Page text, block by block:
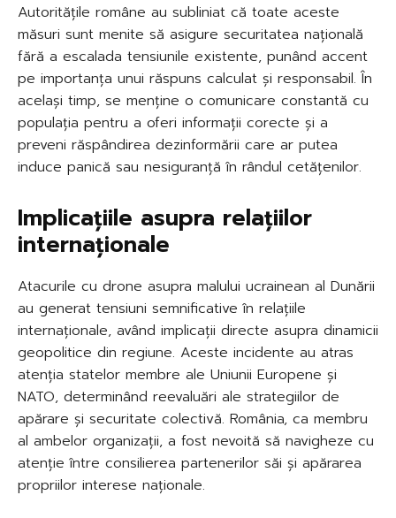
Autoritățile române au subliniat că toate aceste
măsuri sunt menite să asigure securitatea națională
fără a escalada tensiunile existente, punând accent
pe importanța unui răspuns calculat și responsabil. În
același timp, se menține o comunicare constantă cu
populația pentru a oferi informații corecte și a
preveni răspândirea dezinformării care ar putea
induce panică sau nesiguranță în rândul cetățenilor.
Implicațiile asupra relațiilor
internaționale
Atacurile cu drone asupra malului ucrainean al Dunării
au generat tensiuni semnificative în relațiile
internaționale, având implicații directe asupra dinamicii
geopolitice din regiune. Aceste incidente au atras
atenția statelor membre ale Uniunii Europene și
NATO, determinând reevaluări ale strategiilor de
apărare și securitate colectivă. România, ca membru
al ambelor organizații, a fost nevoită să navigheze cu
atenție între consilierea partenerilor săi și apărarea
propriilor interese naționale.